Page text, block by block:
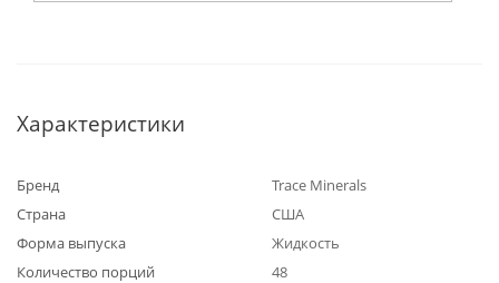
Характеристики
Бренд
Trace Minerals
Страна
США
Форма выпуска
Жидкость
Количество порций
48